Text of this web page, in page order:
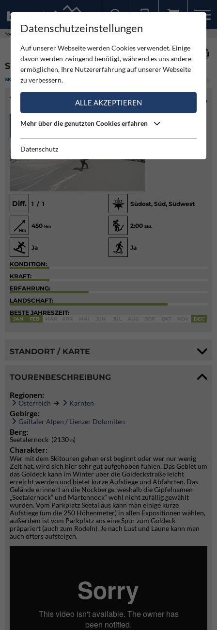
Touren
SEETALERNOCK - IN DIE KAPELLERALM
SKITOUR LEICHT
TOURENINFO
Diff. 1 / 1 Südost, Süd, Südwest
450 Hm 2:00 Std.
Ja Ja
KONDITION:
KRAFT:
ERFAHRUNG:
LANDSCHAFT:
BESTE JAHRESZEIT:
JAN FEB DEC
STANDORT / KARTE
TOURENBESCHREIBUNG
Regionen:
Österreich Kärnten
Gebirge:
Gailtaler Alpen / Lienzer Dolomiten
Berg:
Seetalernock (2130 m)
Charakter:
Wer mit dem Skitouren gehen erst beginnt oder wer nur wenig
Zeit hat, wird sich hier sehr gut aufgehoben fühlen. Das Gebiet um
das Goldeck kann im Winter über die Goldeckstraße leicht
erreicht werden und bietet kurze Aufstiege und Abfahrten. Das
Gelände erinnert an die Nockberge, weshalb die Gipfelnamen
„Seetalernock“ und Martennock“ wohl nicht zufällig gewählt
wurden. Vom Parkplatz Seetal aus kann man einige kurze
Aufstiege (um die 250 Höhenmeter) in allen Expositionen wählen,
außerdem ist vom Parkplatz aus eine Spur zum Goldeck
präpariert (auch zum Rodeln). Je nach Lust und Laune kann man
auch öfters aufsteigen.
Datenschutzeinstellungen
Auf unserer Webseite werden Cookies verwendet. Einige
davon werden zwingend benötigt, während es uns andere
ermöglichen, Ihre Nutzererfahrung auf unserer Webseite
zu verbessern.
ALLE AKZEPTIEREN
Mehr über die genutzten Cookies erfahren
Datenschutz